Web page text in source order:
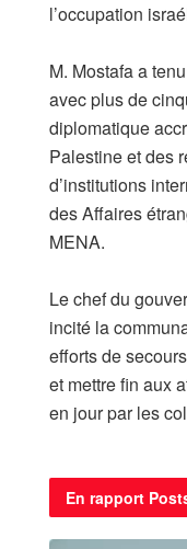
l’occupation
M. Mostafa a
avec plus de
diplomatique
Palestine et des
d’institutions
des Affaires
MENA.
Le chef du
incité la
efforts de
et mettre fin aux
en jour par les
En rapport